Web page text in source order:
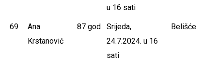
u 16 sati
69
Ana
Krstanović
87 god
Srijeda,
24.7.2024. u 16
sati
Belišće